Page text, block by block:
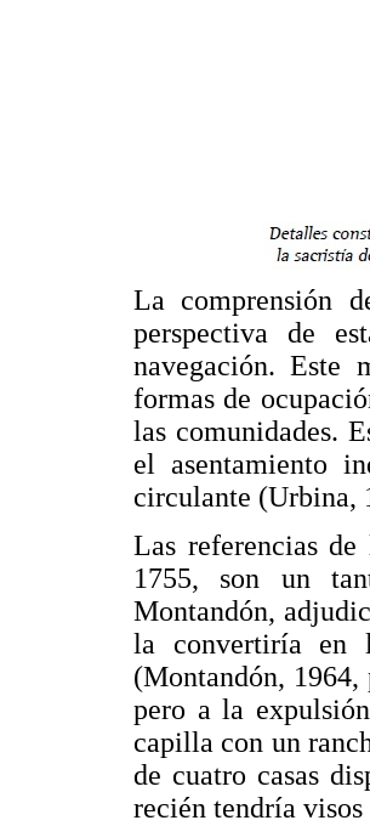
La comprensión
perspectiva de
navegación. Este
formas de
las comunidades.
el asentamiento
circulante (Urbina,
Las referencias
1755, son un
Montandón,
la convertiría en
(Montandón,
pero a la
capilla con un
de cuatro casas
recién tendría